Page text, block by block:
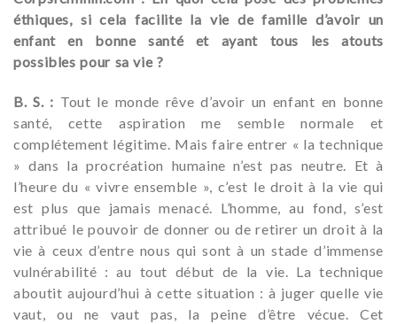
éthiques, si cela facilite la vie de famille d’avoir un
enfant en bonne santé et ayant tous les atouts
possibles pour sa vie ?
B. S. : Tout le monde rêve d’avoir un enfant en bonne
santé, cette aspiration me semble normale et
complétement légitime. Mais faire entrer « la technique
» dans la procréation humaine n’est pas neutre. Et à
l’heure du « vivre ensemble », c’est le droit à la vie qui
est plus que jamais menacé. L’homme, au fond, s’est
attribué le pouvoir de donner ou de retirer un droit à la
vie à ceux d’entre nous qui sont à un stade d’immense
vulnérabilité : au tout début de la vie. La technique
aboutit aujourd’hui à cette situation : à juger quelle vie
vaut, ou ne vaut pas, la peine d’être vécue. Cet